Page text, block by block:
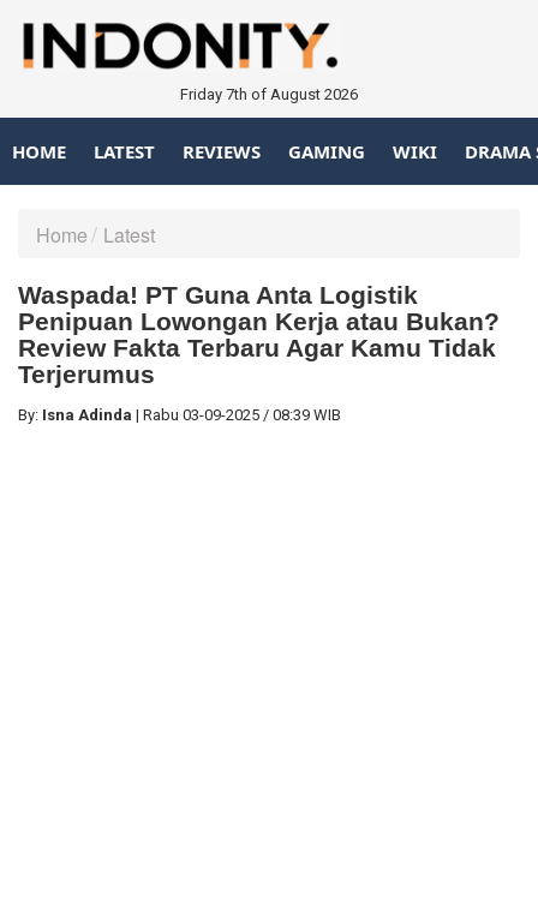
Friday 7th of August 2026
HOME LATEST REVIEWS GAMING WIKI DRAMA
Home Latest
Waspada! PT Guna Anta Logistik
Penipuan Lowongan Kerja atau Bukan?
Review Fakta Terbaru Agar Kamu Tidak
Terjerumus
By: Isna Adinda | Rabu 03-09-2025 / 08:39 WIB